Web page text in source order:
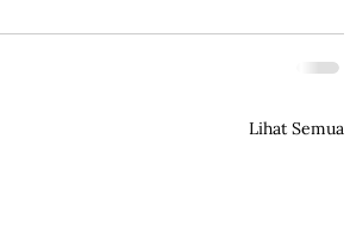
Lihat Semua